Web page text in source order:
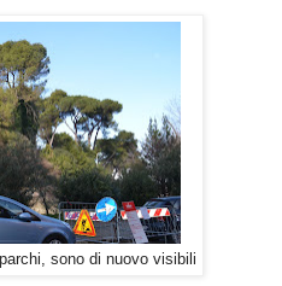
sono di nuovo visibili